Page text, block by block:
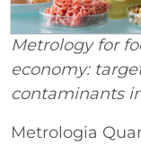
Metrology for
economy:
contaminants
Metrologia